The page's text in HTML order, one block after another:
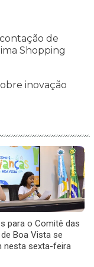
de
Shopping
inovação
para o Comitê das
Boa Vista se
nesta sexta-feira